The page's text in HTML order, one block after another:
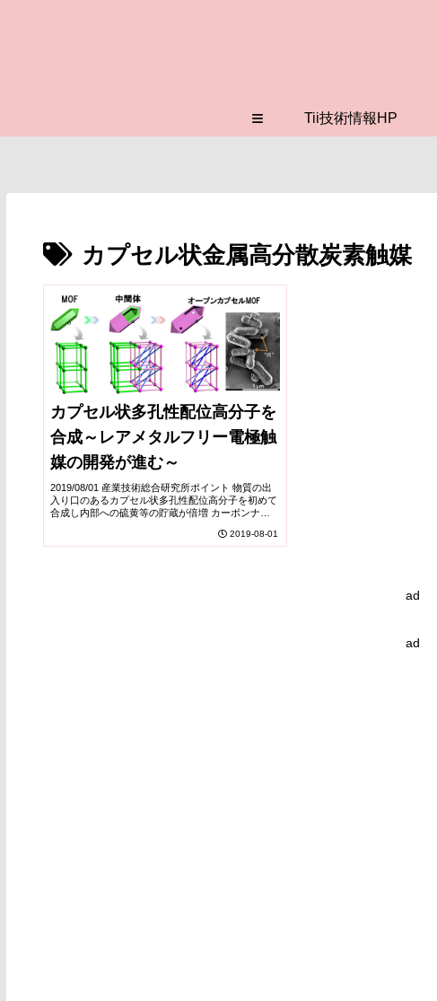
≡ Tii技術情報HP
カプセル状金属高分散炭素触媒
カプセル状多孔性配位高分子を
合成～レアメタルフリー電極触
媒の開発が進む～
2019/08/01 産業技術総合研究所ポイント 物質の出
入り口のあるカプセル状多孔性配位高分子を初めて
合成し内部への硫黄等の貯蔵が倍増 カーボンナノ
媒を開発 貴金属触媒に匹敵する高性能を示し、...
2019-08-01
ad
ad